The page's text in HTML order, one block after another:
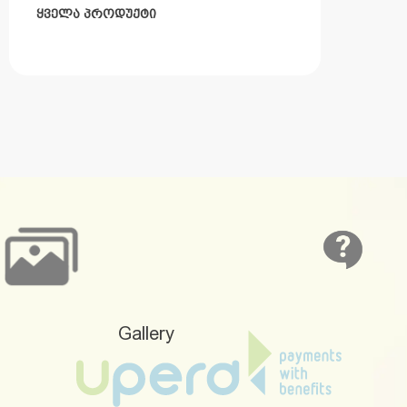
ᲧᲕᲔᲚᲐ ᲞᲠᲝᲓᲣᲥᲢᲘ
Gallery